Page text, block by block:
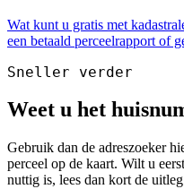
Wat kunt u gratis met
een betaald perceelrapport of
Sneller verder
Weet u het
Gebruik dan de adreszoeker
perceel op de kaart. Wilt u
nuttig is, lees dan kort de